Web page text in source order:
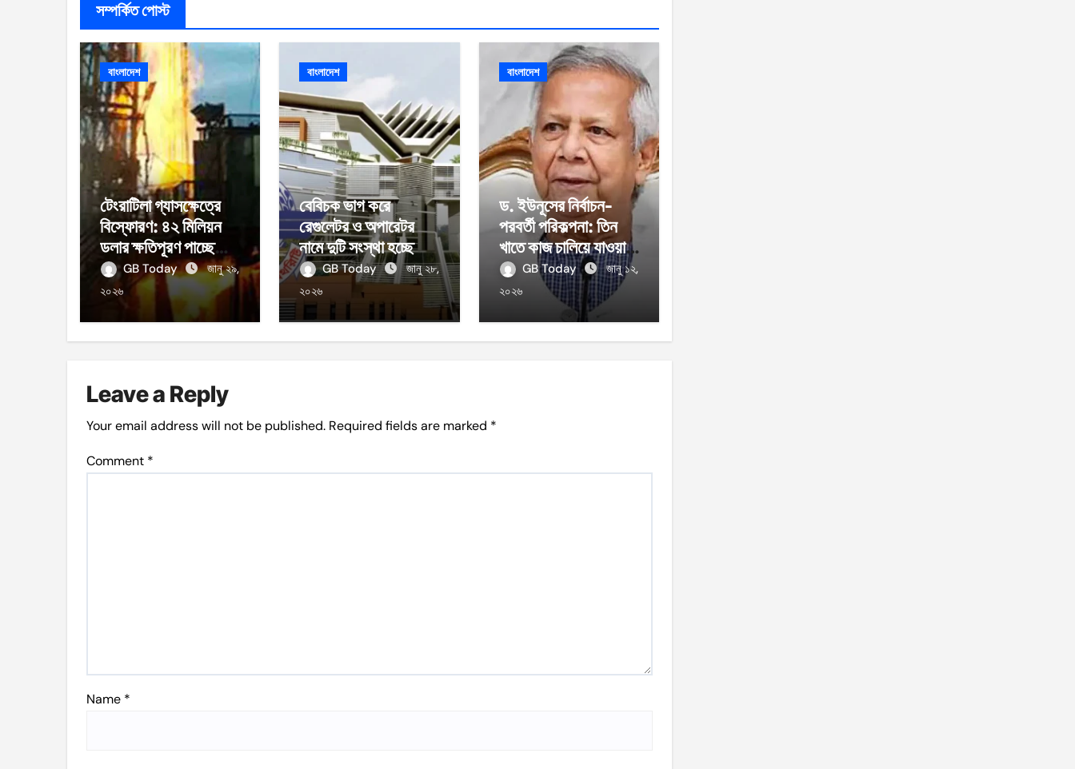
সম্পর্কিত পোস্ট
বাংলাদেশ
টেংরাটিলা গ্যাসক্ষেত্রে
বিস্ফোরণ: ৪২ মিলিয়ন
ডলার ক্ষতিপূরণ পাচ্ছে
বাংলাদেশGB Today
জানু ২৯,
২০২৬
বাংলাদেশ
বেবিচক ভাগ করে
রেগুলেটর ও অপারেটর
নামে দুটি সংস্থা হচ্ছে
GB Today
জানু ২৮,
২০২৬
বাংলাদেশ
ড. ইউনূসের নির্বাচন-
পরবর্তী পরিকল্পনা: তিন
খাতে কাজ চালিয়ে যাওয়ার
ঘোষণাGB Today
জানু ১২,
২০২৬
Leave a Reply
Your email address will not be published. Required fields are marked *
Comment *
Name *